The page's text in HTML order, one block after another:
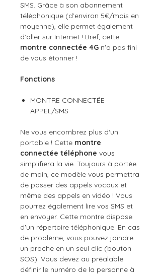
SMS. Grâce à son abonnement
téléphonique (d’environ 5€/mois en
moyenne), elle permet également
d’aller sur Internet ! Bref, cette
montre connectée 4G n'a pas fini
de vous étonner !
Fonctions
MONTRE CONNECTÉE
APPEL/SMS
Ne vous encombrez plus d‘un
portable ! Cette montre
connectée téléphone vous
simplifiera la vie. Toujours à portée
de main, ce modèle vous permettra
de passer des appels vocaux et
même des appels en vidéo ! Vous
pourrez également lire vos SMS et
en envoyer. Cette montre dispose
d'un répertoire téléphonique. En cas
de problème, vous pouvez joindre
un proche en un seul clic (bouton
SOS). Vous devez au préalable
définir le numéro de la personne à